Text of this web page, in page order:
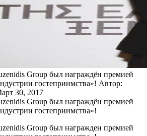
Group был награждён премией
гостеприимства»! Автор:
30, 2017
Group был награждён премией
гостеприимства»!
Group был награжден премией